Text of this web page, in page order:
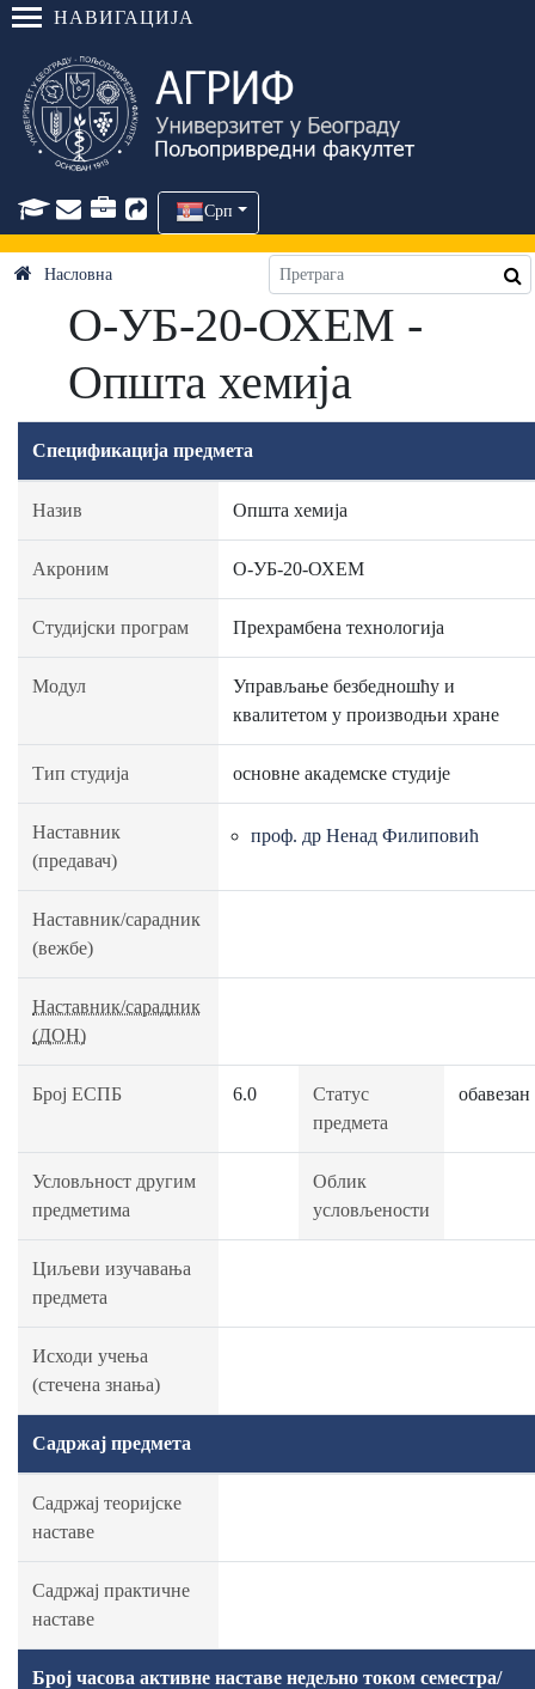
НАВИГАЦИЈА
Срп
Насловна
О-УБ-20-ОХЕМ -
Општа хемија
Спецификација предмета
Назив Општа хемија
Акроним О-УБ-20-ОХЕМ
Студијски програм Прехрамбена технологија
Модул
Управљање безбедношћу и
квалитетом у производњи хране
Тип студија основне академске студије
Наставник
(предавач)
проф. др Ненад Филиповић
Наставник/сарадник
(вежбе)
Наставник/сарадник
(ДОН)
Број ЕСПБ 6.0
Статус
предмета
обавезан
Условљност другим
предметима
Облик
условљености
Циљеви изучавања
предмета
Исходи учења
(стечена знања)
Садржај предмета
Садржај теоријске
наставе
Садржај практичне
наставе
Број часова активне наставе недељно током семестра/